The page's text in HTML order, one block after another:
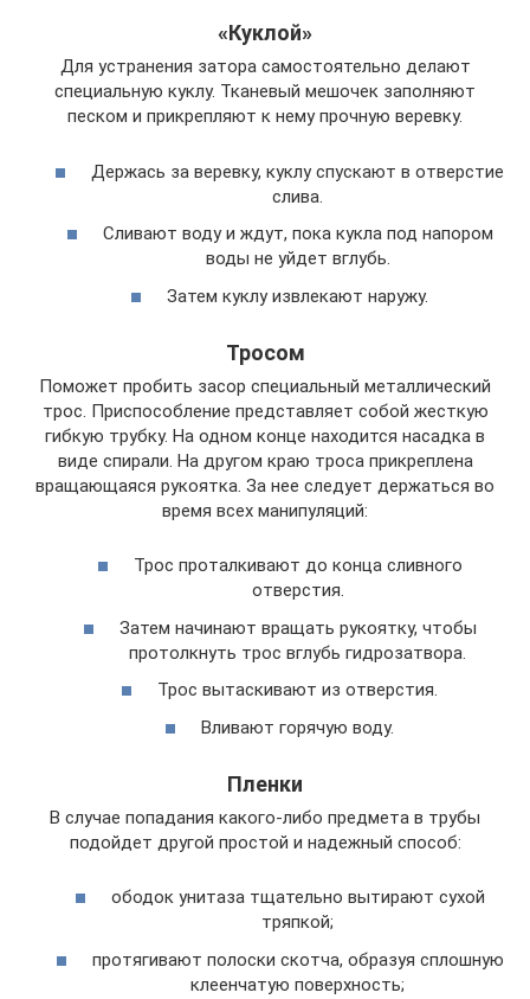
«Куклой»
Для устранения затора самостоятельно делают
специальную куклу. Тканевый мешочек заполняют
песком и прикрепляют к нему прочную веревку.
Держась за веревку, куклу спускают в отверстие
слива.
Сливают воду и ждут, пока кукла под напором
воды не уйдет вглубь.
Затем куклу извлекают наружу.
Тросом
Поможет пробить засор специальный металлический
трос. Приспособление представляет собой жесткую
гибкую трубку. На одном конце находится насадка в
виде спирали. На другом краю троса прикреплена
вращающаяся рукоятка. За нее следует держаться во
время всех манипуляций:
Трос проталкивают до конца сливного
отверстия.
Затем начинают вращать рукоятку, чтобы
протолкнуть трос вглубь гидрозатвора.
Трос вытаскивают из отверстия.
Вливают горячую воду.
Пленки
В случае попадания какого-либо предмета в трубы
подойдет другой простой и надежный способ:
ободок унитаза тщательно вытирают сухой
тряпкой;
протягивают полоски скотча, образуя сплошную
клеенчатую поверхность;